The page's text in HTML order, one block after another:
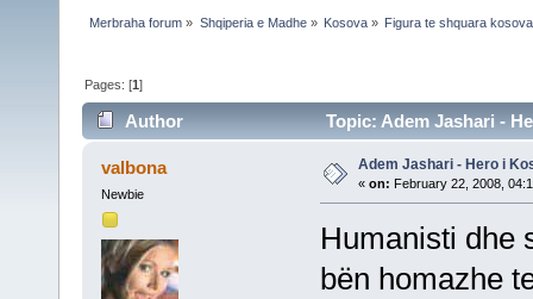
Merbraha forum » Shqiperia e Madhe» Kosova» Figura te shquara
Pages: [1]
Author Topic: Adem Jashari -
valbona
Newbie
Adem Jashari - Hero i
« on: February 22, 2008,
Humanisti dhe
bën homazhe